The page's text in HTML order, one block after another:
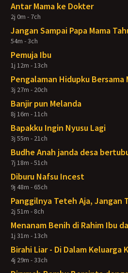
Antar Mama ke Dokter
2j 0m - 7ch
Jangan Sampai Papa Mama
54m - 3ch
Pemuja Ibu
1j 12m - 13ch
Pengalaman Hidupku Bersama
3j 27m - 20ch
Banjir pun Melanda
8j 16m - 11ch
Bapakku Ingin Nyusu Lagi
3j 55m - 21ch
Budhe Anah janda desa
7j 18m - 51ch
Diburu Nafsu Incest
9j 48m - 65ch
Panggilnya Teteh Aja, Jangan
2j 51m - 8ch
Menanam Benih di Rahim Ibu
1j 31m - 13ch
Birahi Liar - Di Dalam Keluarga
4j 29m - 33ch